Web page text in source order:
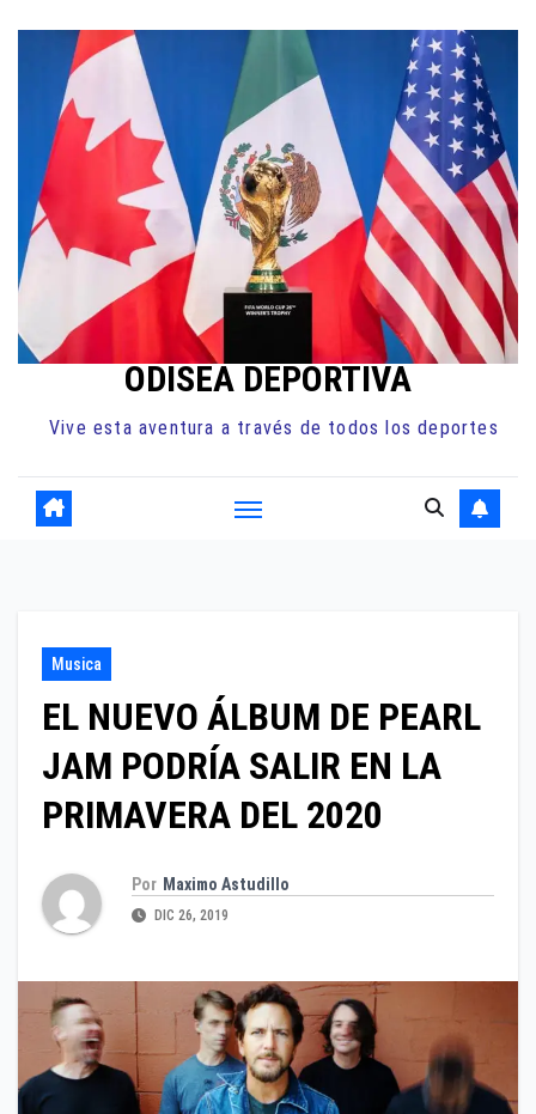
contenido
ODISEA DEPORTIVA
Vive esta aventura a través de todos los deportes
Musica
EL NUEVO ÁLBUM DE PEARL
JAM PODRÍA SALIR EN LA
PRIMAVERA DEL 2020
Por Maximo Astudillo
DIC 26, 2019